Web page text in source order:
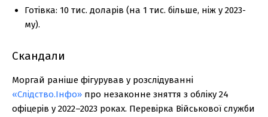
Готівка: 10 тис. доларів (на 1 тис. більше, ніж у 2023-
му).
Скандали
Моргай раніше фігурував у розслідуванні
«Слідство.Інфо» про незаконне зняття з обліку 24
офіцерів у 2022–2023 роках. Перевірка Військової служби